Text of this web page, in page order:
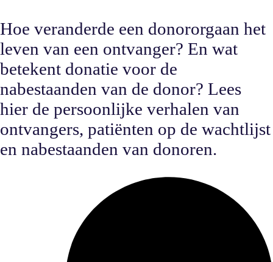
Hoe veranderde een donororgaan het
leven van een ontvanger? En wat
betekent donatie voor de
nabestaanden van de donor? Lees
hier de persoonlijke verhalen van
ontvangers, patiënten op de wachtlijst
en nabestaanden van donoren.